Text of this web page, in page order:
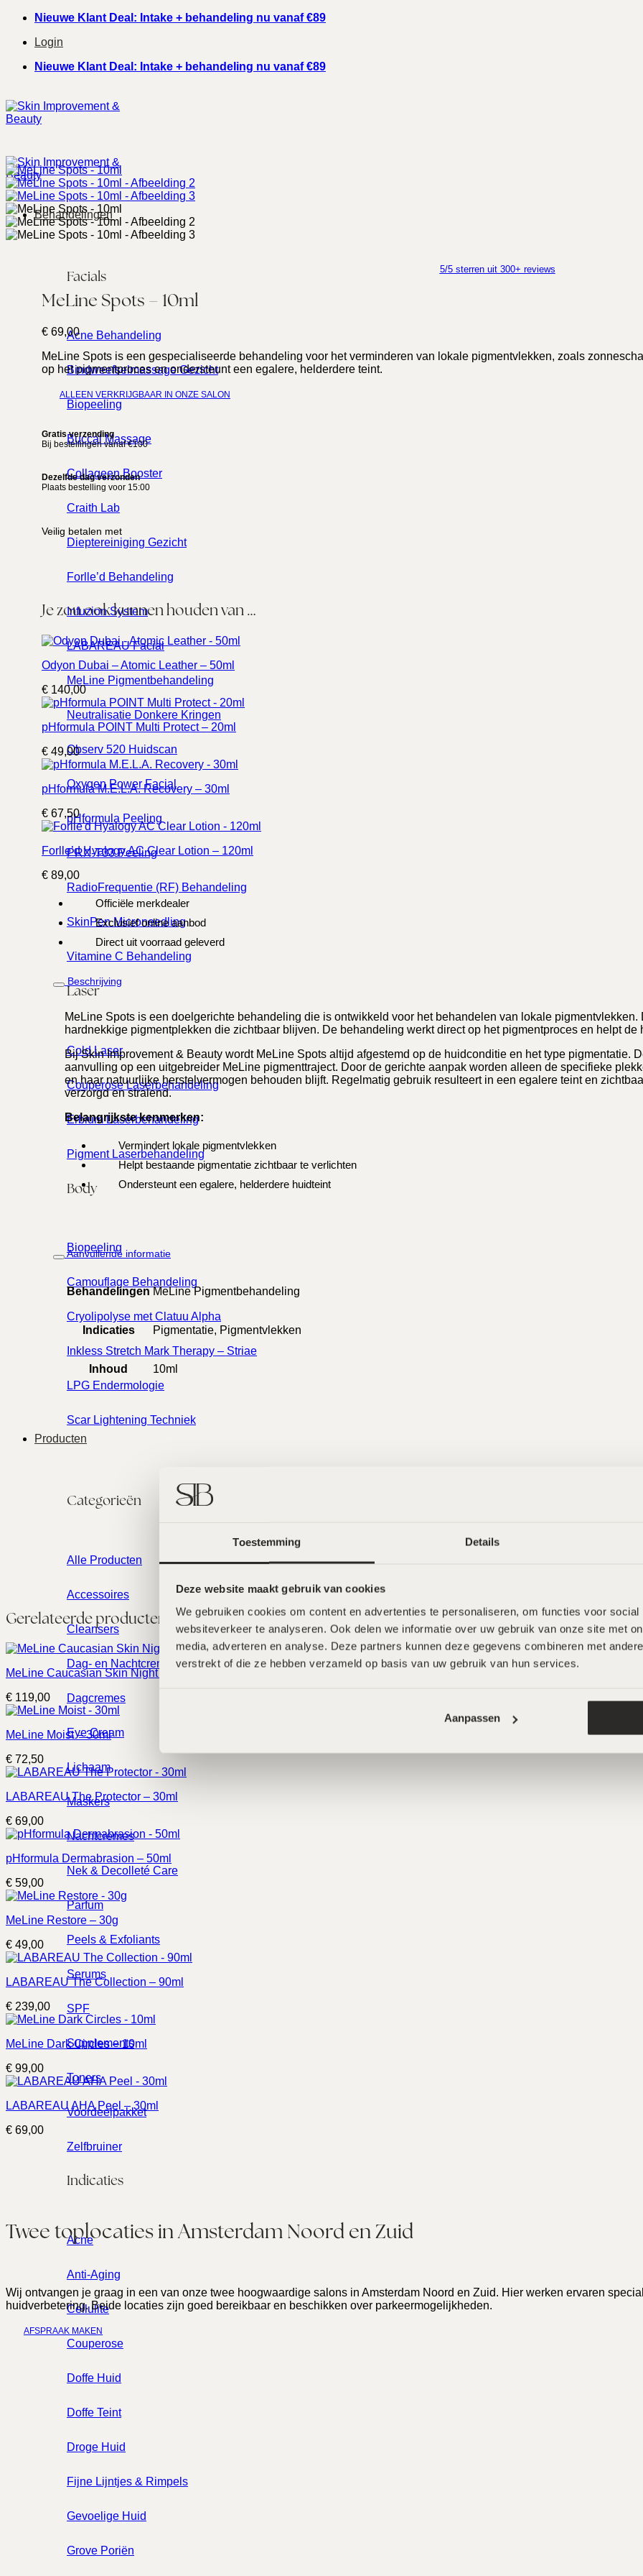
Toestemming Details
Deze website maakt gebruik van cookies
We gebruiken cookies om content en advertenties te personaliseren, om functies voor
websiteverkeer te analyseren. Ook delen we informatie over uw gebruik van onze site met
media, adverteren en analyse. Deze partners kunnen deze gegevens combineren met
verstrekt of die ze hebben verzameld op basis van uw gebruik van hun services.
Aanpassen
inhoud
Nieuwe Klant Deal: Intake + behandeling nu vanaf €89
Login
Nieuwe Klant Deal: Intake + behandeling nu vanaf €89
Behandelingen
Facials
Acne Behandeling
Bindweefselmassage Gezicht
Biopeeling
Buccal Massage
Collageen Booster
Craith Lab
Dieptereiniging Gezicht
Forlle’d Behandeling
Infuzion System
LABAREAU Facial
MeLine Pigmentbehandeling
Neutralisatie Donkere Kringen
Observ 520 Huidscan
Oxygen Power Facial
pHformula Peeling
PRX-T33 Peeling
RadioFrequentie (RF) Behandeling
SkinPen Microneedling
Vitamine C Behandeling
Laser
Cold Laser
Couperose Laserbehandeling
Erbium Laserbehandeling
Pigment Laserbehandeling
Body
Biopeeling
Camouflage Behandeling
Cryolipolyse met Clatuu Alpha
Inkless Stretch Mark Therapy – Striae
LPG Endermologie
Scar Lightening Techniek
Producten
Categorieën
Alle Producten
Accessoires
Cleansers
Dag- en Nachtcremes
Dagcremes
Eye Cream
Lichaam
Maskers
Nachtcremes
Nek & Decolleté Care
Parfum
Peels & Exfoliants
Serums
SPF
Supplements
Toners
Voordeelpakket
Zelfbruiner
Indicaties
Acne
Anti-Aging
Cellulite
Couperose
Doffe Huid
Doffe Teint
Droge Huid
Fijne Lijntjes & Rimpels
Gevoelige Huid
Grove Poriën
5/5 sterren uit 300+ reviews
MeLine Spots – 10ml
€ 69,00
MeLine Spots is een gespecialiseerde behandeling voor het verminderen van lokale pigmentvlekken, zoals
op het pigmentproces en ondersteunt een egalere, helderdere teint.
ALLEEN VERKRIJGBAAR IN ONZE SALON
Gratis verzending
Bij bestellingen vanaf €100
Dezelfde dag verzonden
Plaats bestelling voor 15:00
Veilig betalen met
Je zou ook kunnen houden van …
Odyon Dubai – Atomic Leather – 50ml
€ 140,00
pHformula POINT Multi Protect – 20ml
€ 49,00
pHformula M.E.L.A. Recovery – 30ml
€ 67,50
Forlle’d Hyalogy AC Clear Lotion – 120ml
€ 89,00
Officiële merkdealer
Exclusief online aanbod
Direct uit voorraad geleverd
Beschrijving
MeLine Spots is een doelgerichte behandeling die is ontwikkeld voor het behandelen van lokale
hardnekkige pigmentplekken die zichtbaar blijven. De behandeling werkt direct op het pigmentproces en helpt
Bij Skin Improvement & Beauty wordt MeLine Spots altijd afgestemd op de huidconditie en het type pigmentatie.
aanvulling op een uitgebreider MeLine pigmenttraject. Door de gerichte aanpak worden alleen de specifieke
en haar natuurlijke herstelvermogen behouden blijft. Regelmatig gebruik resulteert in een egalere teint en
verzorgd en stralend.
Belangrijkste kenmerken:
Vermindert lokale pigmentvlekken
Helpt bestaande pigmentatie zichtbaar te verlichten
Ondersteunt een egalere, helderdere huidteint
Aanvullende informatie
Behandelingen MeLine Pigmentbehandeling
Indicaties Pigmentatie, Pigmentvlekken
Inhoud 10ml
Gerelateerde producten
MeLine Caucasian Skin Night – 20g
€ 119,00
MeLine Moist – 30ml
€ 72,50
LABAREAU The Protector – 30ml
€ 69,00
pHformula Dermabrasion – 50ml
€ 59,00
MeLine Restore – 30g
€ 49,00
LABAREAU The Collection – 90ml
€ 239,00
MeLine Dark Circles – 10ml
€ 99,00
LABAREAU AHA Peel – 30ml
€ 69,00
Twee toplocaties in Amsterdam Noord en Zuid
Wij ontvangen je graag in een van onze twee hoogwaardige salons in Amsterdam Noord en Zuid. Hier werken ervaren
huidverbetering. Beide locaties zijn goed bereikbaar en beschikken over parkeermogelijkheden.
AFSPRAAK MAKEN